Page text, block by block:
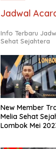
Jadwal
Info Terbaru
Sehat Sejahtera
New Member
Melia Sehat
Lombok Mei